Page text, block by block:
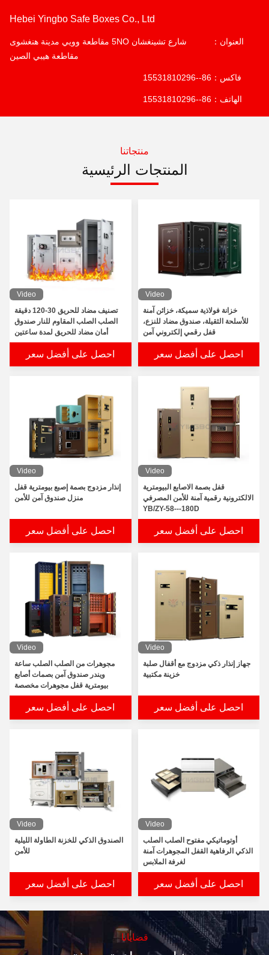
Hebei Yingbo Safe Boxes Co., Ltd
العنوان：
شارع تشينغشان 5NO مقاطعة وويي مدينة هنغشوى
مقاطعة هيبي الصين
فاكس： 86--15531810296
الهاتف： 86--15531810296
منتجاتنا
المنتجات الرئيسية
Video
تصنيف مضاد للحريق 30-120 دقيقة
الصلب الصلب المقاوم للنار صندوق
أمان مضاد للحريق لمدة ساعتين
احصل على أفضل سعر
Video
خزانة فولاذية سميكة، خزائن آمنة
للأسلحة الثقيلة، صندوق مضاد للنزع،
قفل رقمي إلكتروني آمن
احصل على أفضل سعر
Video
إنذار مزدوج بصمة إصبع بيومترية قفل
منزل صندوق آمن للأمن
احصل على أفضل سعر
Video
قفل بصمة الاصابع البيومترية
الالكترونية رقمية آمنة للأمن المصرفي
YB/ZY-58---180D
احصل على أفضل سعر
Video
مجوهرات من الصلب الصلب ساعة
ويندر صندوق آمن بصمات أصابع
بيومترية قفل مجوهرات مخصصة
احصل على أفضل سعر
Video
جهاز إنذار ذكي مزدوج مع أقفال صلبة
خزينة مكتبية
احصل على أفضل سعر
Video
الصندوق الذكي للخزنة الطاولة الليلية
للأمن
احصل على أفضل سعر
Video
أوتوماتيكي مفتوح الصلب الصلب
الذكي الرفاهية القفل المجوهرات آمنة
لغرفة الملابس
احصل على أفضل سعر
قضايانا